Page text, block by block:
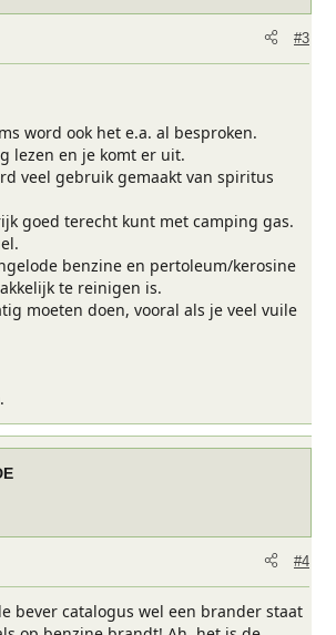
#3
word ook het e.a. al besproken.
lezen en je komt er uit.
veel gebruik gemaakt van spiritus
goed terecht kunt met camping gas.
benzine en pertoleum/kerosine
te reinigen is.
moeten doen, vooral als je veel vuile
#4
bever catalogus wel een brander staat